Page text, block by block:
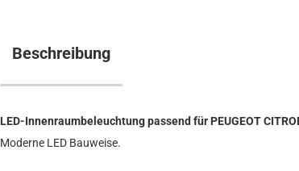
Beschreibung
LED-Innenraumbeleuchtung passend für PEUGEOT
Moderne LED Bauweise.